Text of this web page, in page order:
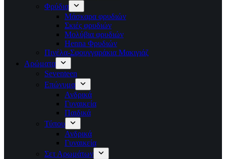
Φρύδια
Μάσκαρα φρυδιών
Σκιές φρυδιών
Μολύβια φρυδιών
Henna Φρυδιών
Πινέλα-Σφουγγαράκια Μακιγιάζ
Αρώματα
Seventeen
Επώνυμα
Ανδρικά
Γυναικεία
Παιδικά
Τύπου
Ανδρικά
Γυναικεία
Σετ Αρωμάτων